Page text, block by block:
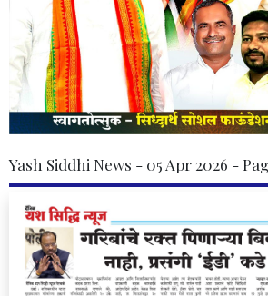
Yash Siddhi News - 05 Apr 2026 -